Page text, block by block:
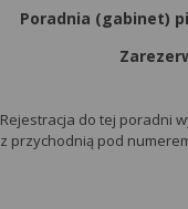
Poradnia (gabinet)
Rejestracja do tej poradni
z przychodnią pod